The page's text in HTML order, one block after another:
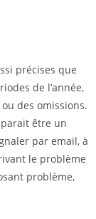
précises que
de l’année,
des omissions.
être un
par email, à
le problème
problème,